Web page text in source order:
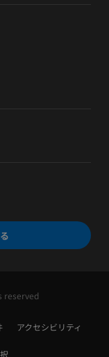
reserved
アクセシビリティ